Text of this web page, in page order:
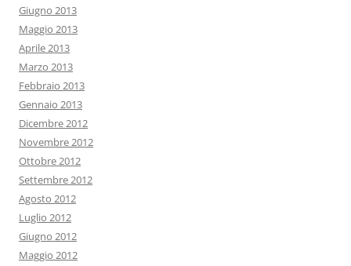
Giugno 2013
Maggio 2013
Aprile 2013
Marzo 2013
Febbraio 2013
Gennaio 2013
Dicembre 2012
Novembre 2012
Ottobre 2012
Settembre 2012
Agosto 2012
Luglio 2012
Giugno 2012
Maggio 2012